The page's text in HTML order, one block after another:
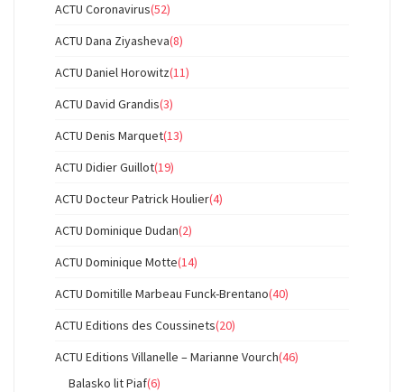
ACTU Coronavirus(52)
ACTU Dana Ziyasheva(8)
ACTU Daniel Horowitz(11)
ACTU David Grandis(3)
ACTU Denis Marquet(13)
ACTU Didier Guillot(19)
ACTU Docteur Patrick Houlier(4)
ACTU Dominique Dudan(2)
ACTU Dominique Motte(14)
ACTU Domitille Marbeau Funck-Brentano(40)
ACTU Editions des Coussinets(20)
ACTU Editions Villanelle – Marianne Vourch(46)
Balasko lit Piaf(6)